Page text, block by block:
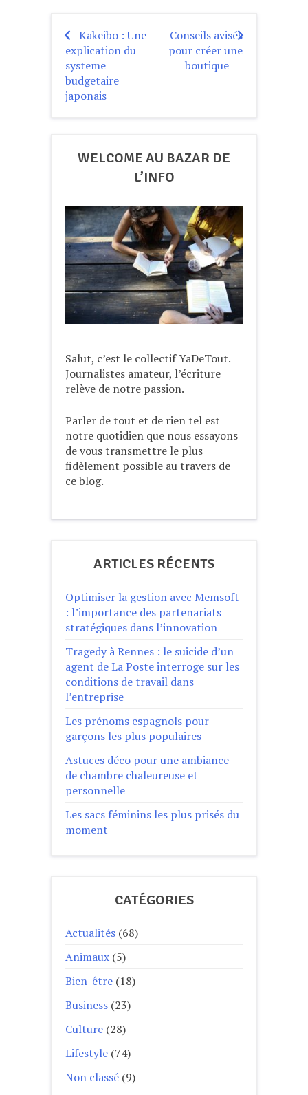
Navigation
de
l’article
Kakeibo : Une
explication du
systeme
budgetaire
japonais
Conseils avisés
pour créer une
boutique
WELCOME AU BAZAR DE
L’INFO
Salut, c’est le collectif YaDeTout.
Journalistes amateur, l’écriture
relève de notre passion.
Parler de tout et de rien tel est
notre quotidien que nous essayons
de vous transmettre le plus
fidèlement possible au travers de
ce blog.
ARTICLES RÉCENTS
Optimiser la gestion avec Memsoft
: l’importance des partenariats
stratégiques dans l’innovation
Tragedy à Rennes : le suicide d’un
agent de La Poste interroge sur les
conditions de travail dans
l’entreprise
Les prénoms espagnols pour
garçons les plus populaires
Astuces déco pour une ambiance
de chambre chaleureuse et
personnelle
Les sacs féminins les plus prisés du
moment
CATÉGORIES
Actualités (68)
Animaux (5)
Bien-être (18)
Business (23)
Culture (28)
Lifestyle (74)
Non classé (9)